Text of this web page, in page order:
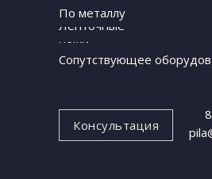
Консультация
По металлу
Ленточные
ножи
Сопутствующее